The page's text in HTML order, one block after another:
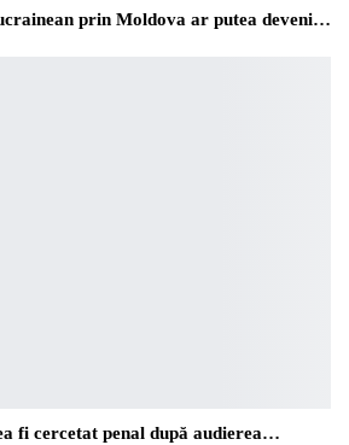
prin Moldova ar putea deveni…
fi cercetat penal după audierea…